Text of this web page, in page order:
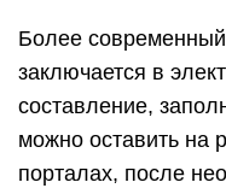
Более
заключается в
составление,
можно оставить на
порталах, после